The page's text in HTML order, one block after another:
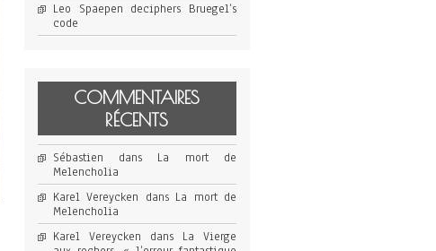
Leo Spaepen deciphers Bruegel’s
code
COMMENTAIRES
RÉCENTS
Sébastien dans La mort de
Melencholia
Karel Vereycken dans La mort de
Melencholia
Karel Vereycken dans La Vierge